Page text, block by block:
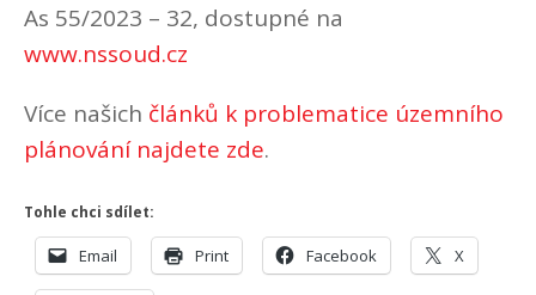
As 55/2023 – 32, dostupné na
www.nssoud.cz
Více našich článků k problematice územního
plánování najdete zde.
Tohle chci sdílet:
Email Print Facebook X